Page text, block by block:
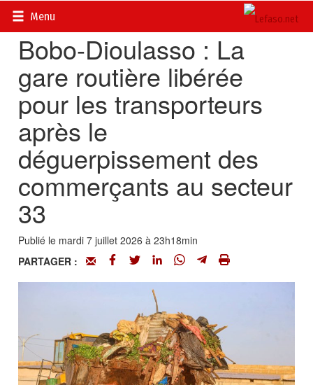
Menu
Accueil>
Bobo-Dioulasso : La
gare routière libérée
pour les transporteurs
après le
déguerpissement des
commerçants au secteur
33
Publié le mardi 7 juillet 2026 à 23h18min
PARTAGER :